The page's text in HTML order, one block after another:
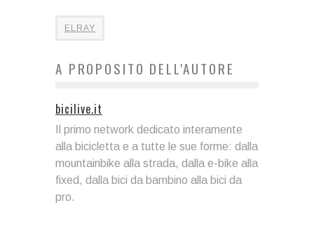
ELRAY
A PROPOSITO DELL'AUTORE
bicilive.it
Il primo network dedicato interamente
alla bicicletta e a tutte le sue forme: dalla
mountainbike alla strada, dalla e-bike alla
fixed, dalla bici da bambino alla bici da
pro.